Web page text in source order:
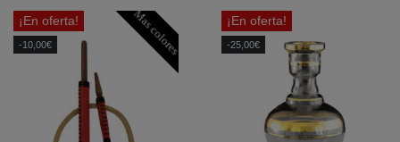
Mas colores
¡En oferta!
-10,00€
¡En oferta!
-25,00€